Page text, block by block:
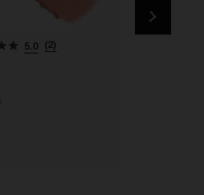
5.0 (2)